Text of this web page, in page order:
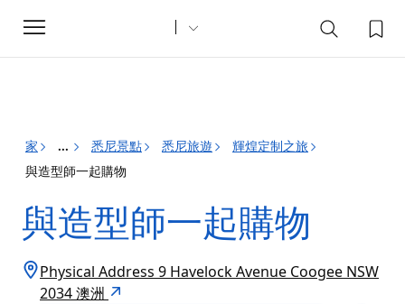
Toggle
navigation
家 ... 悉尼景點 悉尼旅遊
輝煌定制之旅
與造型師一起購物
與造型師一起購物
Physical Address 9 Havelock Avenue Coogee NSW
2034 澳洲